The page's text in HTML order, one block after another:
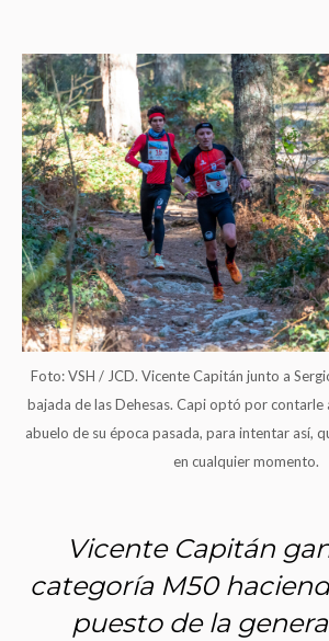
Foto: VSH / JCD. Vicente Capitán junto a
bajada de las Dehesas. Capi optó por contarle
abuelo de su época pasada, para intentar así,
en cualquier momento.
Vicente Capitán
categoría M50
puesto de la